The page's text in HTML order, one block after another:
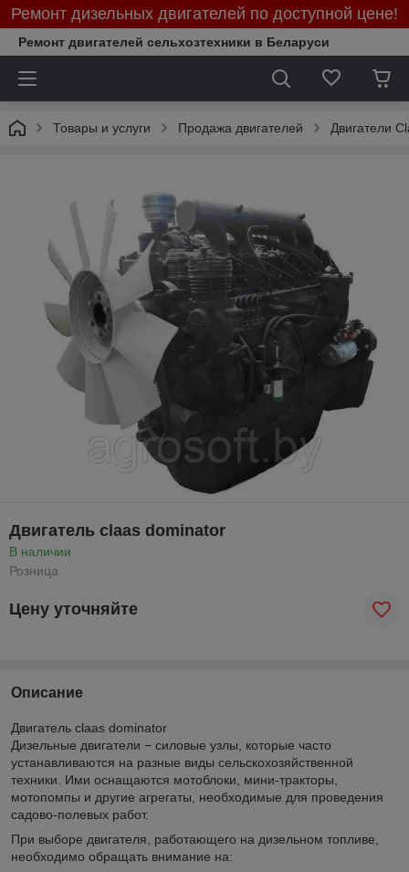
Ремонт дизельных двигателей по доступной цене!
Ремонт двигателей сельхозтехники в Беларуси
Товары и услуги Продажа двигателей Двигатели
Двигатель claas dominator
В наличии
Розница
Цену уточняйте
Описание
Двигатель claas dominator
Дизельные двигатели − силовые узлы, которые часто
устанавливаются на разные виды сельскохозяйственной
техники. Ими оснащаются мотоблоки, мини-тракторы,
мотопомпы и другие агрегаты, необходимые для проведения
садово-полевых работ.
При выборе двигателя, работающего на дизельном топливе,
необходимо обращать внимание на: